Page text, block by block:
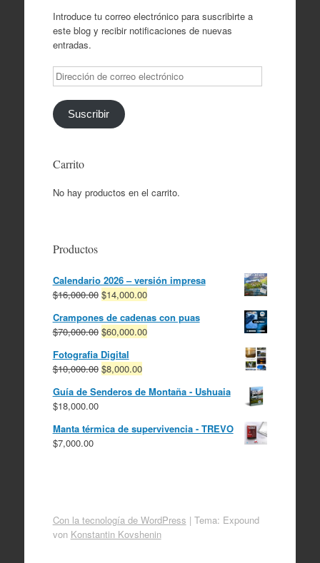
Introduce tu correo electrónico para suscribirte a
este blog y recibir notificaciones de nuevas
entradas.
Dirección
de
correo
electrónico
Suscribir
Carrito
No hay productos en el carrito.
Productos
Calendario 2026 – versión impresa
$16,000.00 El
original
era:
$16,000.00.
$14,000.00El
actual
es:
Crampones de cadenas con puas
$70,000.00 El
original
era:
$70,000.00.
$60,000.00El
$60,000.00.
Fotografia Digital
$10,000.00 El
original
$10,000.00.
$8,000.00El
actual
$8,000.00.
Guía de Senderos de Montaña - Ushuaia
$18,000.00
Manta térmica de supervivencia - TREVO
$7,000.00
Con la tecnología de WordPress | Tema: Expound
von Konstantin Kovshenin